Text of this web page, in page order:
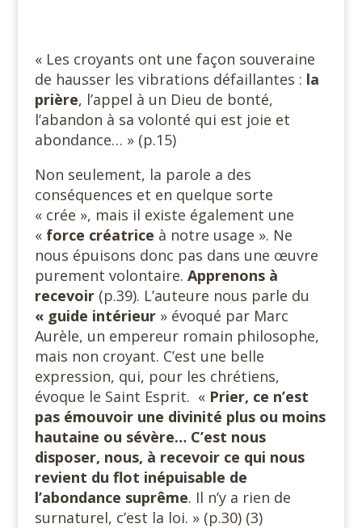
« Les croyants ont une façon souveraine
de hausser les vibrations défaillantes : la
prière, l’appel à un Dieu de bonté,
l’abandon à sa volonté qui est joie et
abondance… » (p.15)
Non seulement, la parole a des
conséquences et en quelque sorte
« crée », mais il existe également une
« force créatrice à notre usage ». Ne
nous épuisons donc pas dans une œuvre
purement volontaire. Apprenons à
recevoir(p.39). L’auteure nous parle du
« guide intérieur » évoqué par Marc
Aurèle, un empereur romain philosophe,
mais non croyant. C’est une belle
expression, qui, pour les chrétiens,
évoque le Saint Esprit. « Prier, ce n’est
pas émouvoir une divinité plus ou moins
hautaine ou sévère… C’est nous
disposer, nous, à recevoir ce qui nous
revient du flot inépuisable de
l’abondance suprême. Il n’y a rien de
surnaturel, c’est la loi. » (p.30) (3)